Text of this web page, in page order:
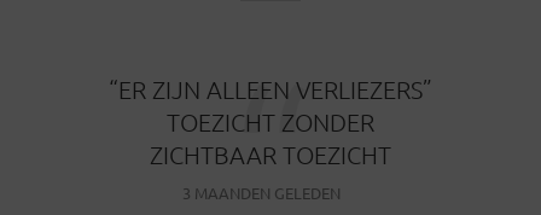
“ER ZIJN ALLEEN VERLIEZERS”
TOEZICHT ZONDER
ZICHTBAAR TOEZICHT
3 MAANDEN GELEDEN